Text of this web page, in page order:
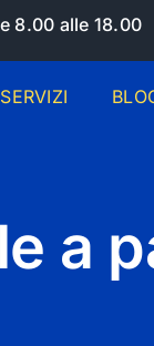
8.00 alle 18.00
SERVIZI
a